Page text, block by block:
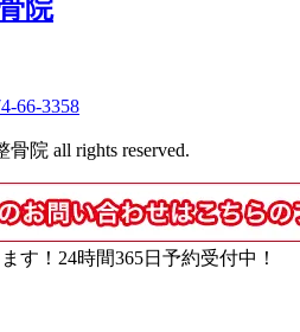
院 all rights reserved.